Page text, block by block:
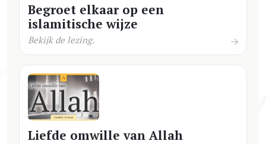
Begroet elkaar op een
islamitische wijze
Bekijk de lezing.
Liefde omwille van Allah